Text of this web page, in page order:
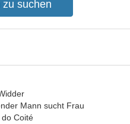
Mann sucht Frau
Coité